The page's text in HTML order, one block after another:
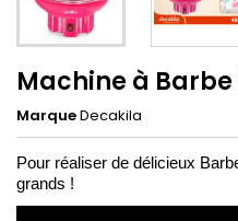
Machine à
MarqueDecakila
Pour réaliser de délicieux
grands !